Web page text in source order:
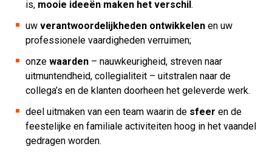
is, mooie ideeën maken het verschil.
uwverantwoordelijkheden ontwikkelen en uw
professionele vaardigheden verruimen;
onzewaarden – nauwkeurigheid, streven naar
uitmuntendheid, collegialiteit – uitstralen naar de
collega’s en de klanten doorheen het geleverde werk.
deel uitmaken van een team waarin de sfeer en de
feestelijke en familiale activiteiten hoog in het vaandel
gedragen worden.